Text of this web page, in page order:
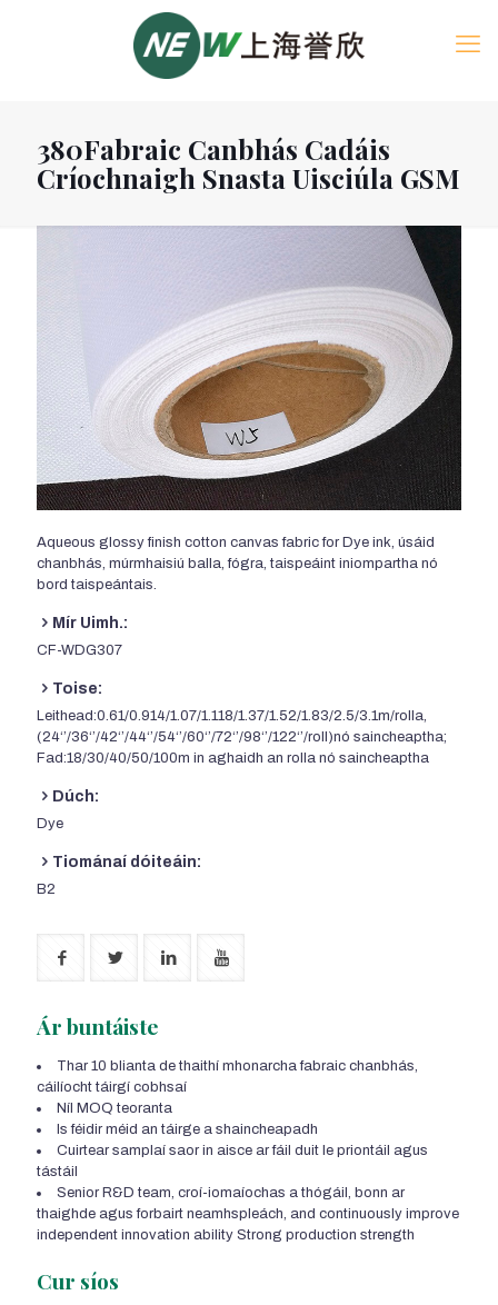
380Fabraic Canbhás Cadáis
Críochnaigh Snasta Uisciúla GSM
Aqueous glossy finish cotton canvas fabric for Dye ink, úsáid
chanbhás, múrmhaisiú balla, fógra, taispeáint iniompartha nó
bord taispeántais.
Mír Uimh.:
CF-WDG307
Toise:
Leithead:0.61/0.914/1.07/1.118/1.37/1.52/1.83/2.5/3.1m/rolla,
(24‘’/36‘’/42‘’/44‘’/54‘’/60‘’/72‘’/98‘’/122‘’/roll)nó saincheaptha;
Fad:18/30/40/50/100m in aghaidh an rolla nó saincheaptha
Dúch:
Dye
Tiománaí dóiteáin:
B2
Ár buntáiste
Thar 10 blianta de thaithí mhonarcha fabraic chanbhás,
cáilíocht táirgí cobhsaí
Níl MOQ teoranta
Is féidir méid an táirge a shaincheapadh
Cuirtear samplaí saor in aisce ar fáil duit le priontáil agus
tástáil
Senior R&D team, croí-iomaíochas a thógáil, bonn ar
thaighde agus forbairt neamhspleách, and continuously improve
independent innovation ability Strong production strength
Cur síos